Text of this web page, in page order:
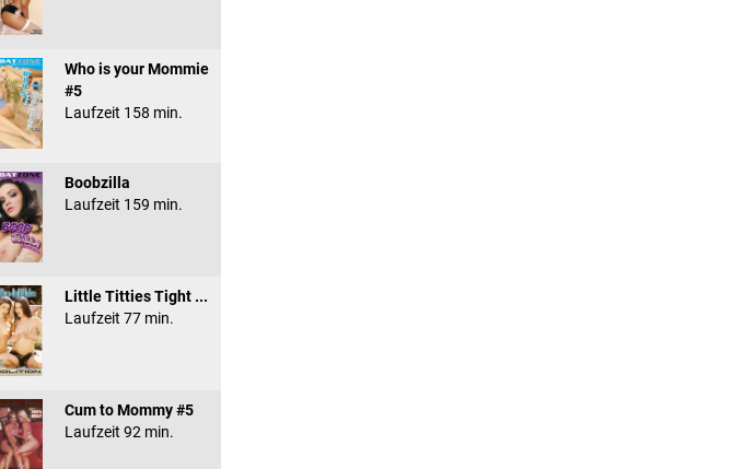
Who is your Mommie
#5
Laufzeit 158 min.
Boobzilla
Laufzeit 159 min.
Little Titties Tight ...
Laufzeit 77 min.
Cum to Mommy #5
Laufzeit 92 min.